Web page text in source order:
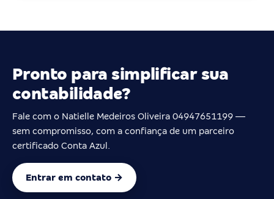
Pronto para simplificar sua
contabilidade?
Fale com o Natielle Medeiros Oliveira 04947651199 —
sem compromisso, com a confiança de um parceiro
certificado Conta Azul.
Entrar em contato →